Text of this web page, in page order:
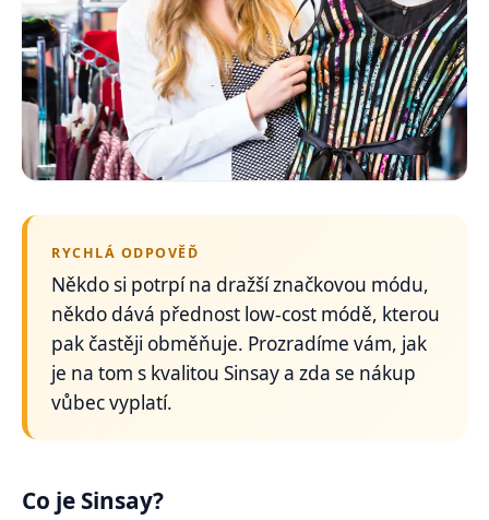
RYCHLÁ ODPOVĚĎ
Někdo si potrpí na dražší značkovou módu,
někdo dává přednost low-cost módě, kterou
pak častěji obměňuje. Prozradíme vám, jak
je na tom s kvalitou Sinsay a zda se nákup
vůbec vyplatí.
Co je Sinsay?